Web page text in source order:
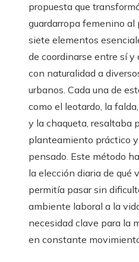
propuesta que
guardarropa femenino al
siete elementos
de coordinarse entre sí y
con naturalidad a
urbanos. Cada una de
como el leotardo, la
y la chaqueta, resaltaba
planteamiento práctico
pensado. Este método
la elección diaria de qué
permitía pasar sin
ambiente laboral a la
necesidad clave para la
en constante